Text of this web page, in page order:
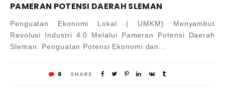
PAMERAN POTENSI DAERAH SLEMAN
Penguatan Ekonomi Lokal ( UMKM) Menyambut
Revolusi Industri 4.0 Melalui Pameran Potensi Daerah
Sleman. Penguatan Potensi Ekonomi dan...
6 SHARE